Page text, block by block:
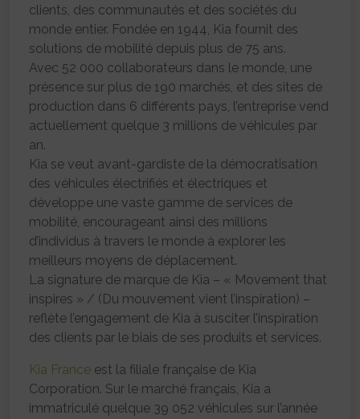
clients, des communautés et des sociétés du
monde entier. Fondée en 1944, Kia fournit des
solutions de mobilité depuis plus de 75 ans.
Avec 52 000 collaborateurs dans le monde, une
présence sur plus de 190 marchés, et des sites de
production dans 6 différents pays, l’entreprise vend
actuellement quelque 3 millions de véhicules par
an.
Kia se veut avant-gardiste de la démocratisation
des véhicules électrifiés et électriques et
développe une vaste gamme de services de
mobilité, encourageant ainsi des millions
d’individus à travers le monde à explorer les
meilleurs moyens de déplacement.
La signature de marque de Kia – « Movement that
inspires » / (Du mouvement vient l’inspiration) –
reflète l’engagement de Kia à susciter l’inspiration
des clients par le biais de ses produits et services.
Kia France est la filiale française de Kia
Corporation. Sur le marché français, Kia a
immatriculé quelque 39 052 véhicules sur l’année